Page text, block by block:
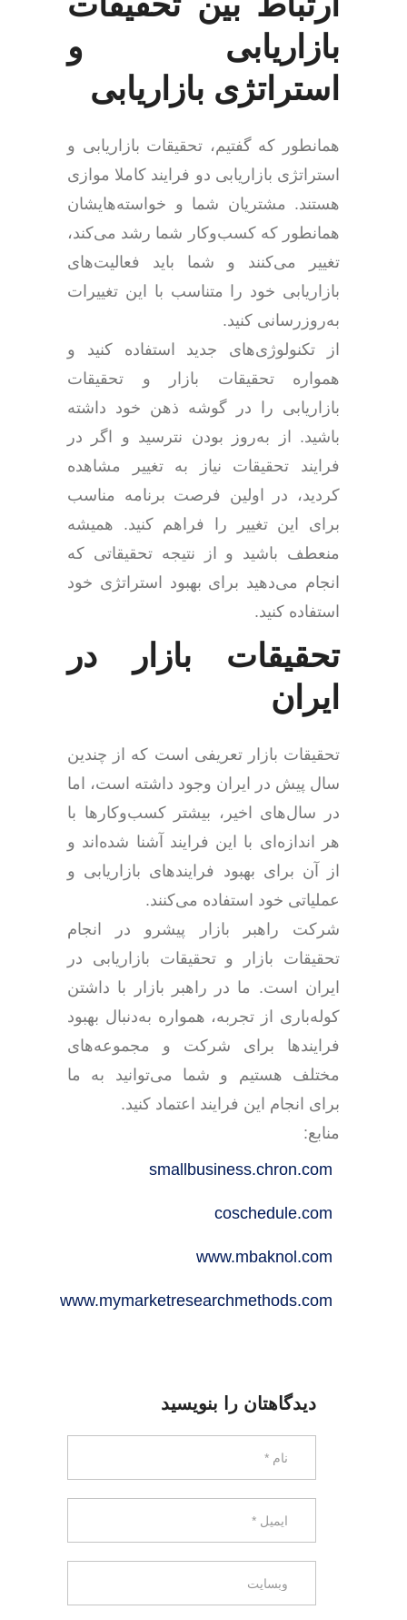
بازاریابی و
استراتژی بازاریابی
همانطور که گفتیم، تحقیقات بازاریابی و
استراتژی بازاریابی دو فرایند کاملا موازی
هستند. مشتریان شما و خواسته‌هایشان
همانطور که کسب‌وکار شما رشد می‌کند،
تغییر می‌کنند و شما باید فعالیت‌های
بازاریابی خود را متناسب با این تغییرات
به‌روزرسانی کنید.
از تکنولوژی‌های جدید استفاده کنید و
همواره تحقیقات بازار و تحقیقات
بازاریابی را در گوشه ذهن خود داشته
باشید. از به‌روز بودن نترسید و اگر در
فرایند تحقیقات نیاز به تغییر مشاهده
کردید، در اولین فرصت برنامه مناسب
برای این تغییر را فراهم کنید. همیشه
منعطف باشید و از نتیجه تحقیقاتی که
انجام می‌دهید برای بهبود استراتژی خود
استفاده کنید.
تحقیقات بازار در
ایران
تحقیقات بازار تعریفی است که از چندین
سال پیش در ایران وجود داشته است، اما
در سال‌های اخیر، بیشتر کسب‌وکارها با
هر اندازه‌ای با این فرایند آشنا شده‌اند و
از آن برای بهبود فرایندهای بازاریابی و
عملیاتی خود استفاده می‌کنند.
شرکت راهبر بازار پیشرو در انجام
تحقیقات بازار و تحقیقات بازاریابی در
ایران است. ما در راهبر بازار با داشتن
کوله‌باری از تجربه، همواره به‌دنبال بهبود
فرایندها برای شرکت و مجموعه‌های
مختلف هستیم و شما می‌توانید به ما
برای انجام این فرایند اعتماد کنید.
منابع:
smallbusiness.chron.com
coschedule.com
www.mbaknol.com
www.mymarketresearchmethods.com
دیدگاهتان را بنویسید